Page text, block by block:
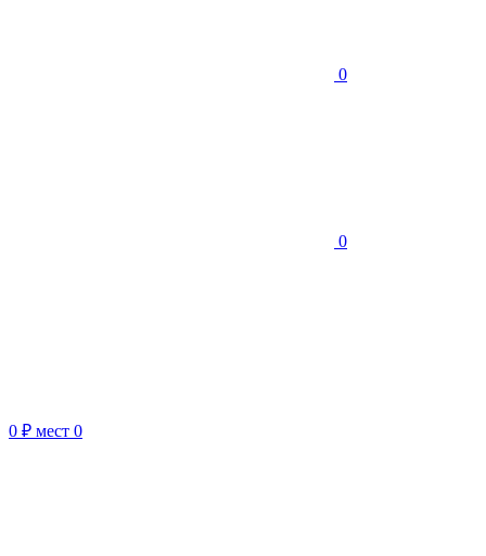
0
0
0 ₽ мест 0